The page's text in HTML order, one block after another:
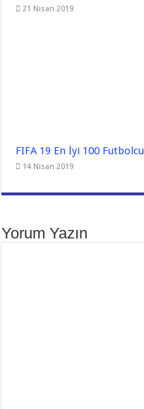
21 Nisan 2019
FIFA 19 En İyi 100 Futbolcu
14 Nisan 2019
Yorum Yazın